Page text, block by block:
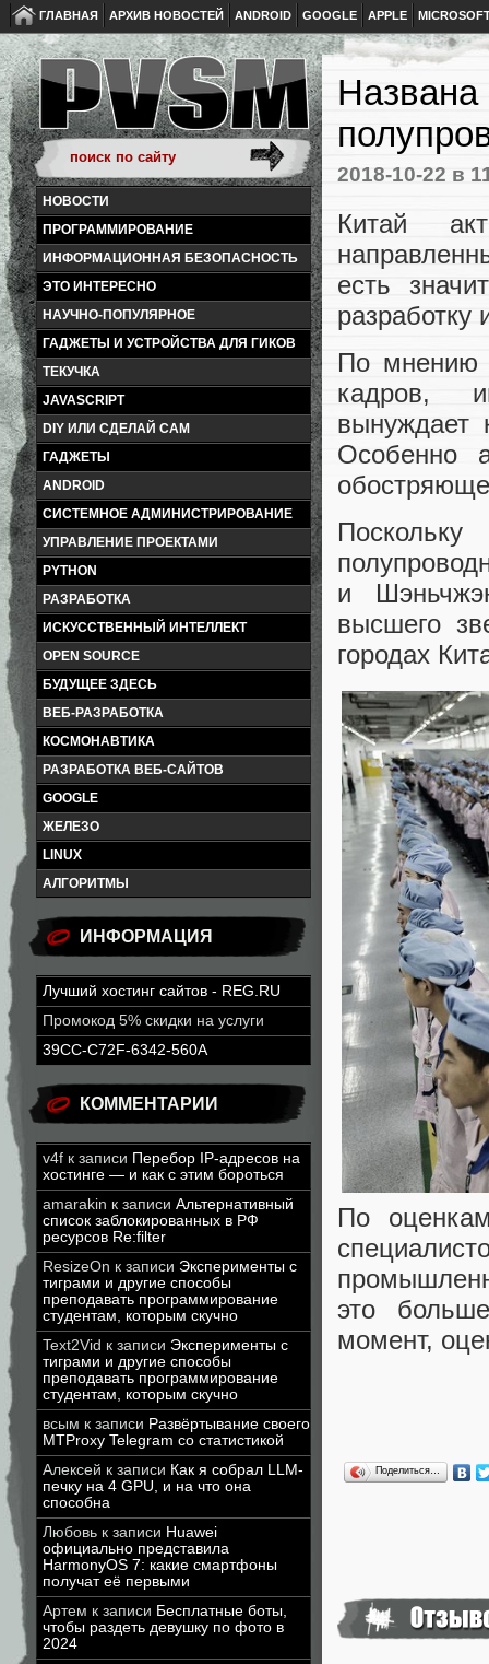
ГЛАВНАЯ АРХИВ НОВОСТЕЙ ANDROID GOOGLE APPLE
НОВОСТИ
ПРОГРАММИРОВАНИЕ
ИНФОРМАЦИОННАЯ БЕЗОПАСНОСТЬ
ЭТО ИНТЕРЕСНО
НАУЧНО-ПОПУЛЯРНОЕ
ГАДЖЕТЫ И УСТРОЙСТВА ДЛЯ ГИКОВ
ТЕКУЧКА
JAVASCRIPT
DIY ИЛИ СДЕЛАЙ САМ
ГАДЖЕТЫ
ANDROID
СИСТЕМНОЕ АДМИНИСТРИРОВАНИЕ
УПРАВЛЕНИЕ ПРОЕКТАМИ
PYTHON
РАЗРАБОТКА
ИСКУССТВЕННЫЙ ИНТЕЛЛЕКТ
OPEN SOURCE
БУДУЩЕЕ ЗДЕСЬ
ВЕБ-РАЗРАБОТКА
КОСМОНАВТИКА
РАЗРАБОТКА ВЕБ-САЙТОВ
GOOGLE
ЖЕЛЕЗО
LINUX
АЛГОРИТМЫ
ИНФОРМАЦИЯ
Лучший хостинг сайтов - REG.RU
Промокод 5% скидки на услуги
39CC-C72F-6342-560A
КОММЕНТАРИИ
v4f к записи Перебор IP-адресов на
хостинге — и как с этим бороться
amarakin к записи Альтернативный
список заблокированных в РФ
ресурсов Re:filter
ResizeOn к записи Эксперименты с
тиграми и другие способы
преподавать программирование
студентам, которым скучно
Text2Vid к записи Эксперименты с
тиграми и другие способы
преподавать программирование
студентам, которым скучно
всым к записи Развёртывание своего
MTProxy Telegram со статистикой
Алексей к записи Как я собрал LLM-
печку на 4 GPU, и на что она
способна
Любовь к записи Huawei
официально представила
HarmonyOS 7: какие смартфоны
получат её первыми
Артем к записи Бесплатные боты,
чтобы раздеть девушку по фото в
2024
2018-10-22 в
Китай
есть
разработку
По мнению
кадров,
вынуждает
Особенно
и
высшего
городах
По
это
момент,
Поделиться…